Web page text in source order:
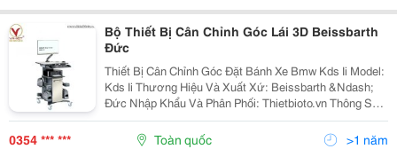
Bộ Thiết Bị Cân Chỉnh Góc Lái 3D Beissbarth
Đức
Thiết Bị Cân Chỉnh Góc Đặt Bánh Xe Bmw Kds Ii Model:
Kds Ii Thương Hiệu Và Xuất Xứ: Beissbarth &Ndash;
Đức Nhập Khẩu Và Phân Phối: Thietbioto.vn Thông Số
Kỹ Thuật: - Nhiệt Độ Vận Hành: 5 &Ndash; 40 &Deg;C -
Nguồn Điện: 120 &Ndash; 220 V...
0354 *** *** Toàn quốc >1 năm